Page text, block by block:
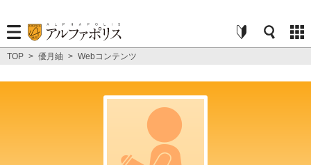
TOP > 優月紬 > Webコンテンツ